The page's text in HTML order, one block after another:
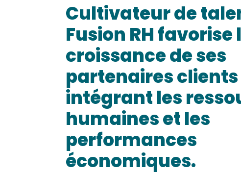
Cultivateur de
Fusion RH favorise
croissance de ses
partenaires clients
intégrant les
humaines et les
performances
économiques.